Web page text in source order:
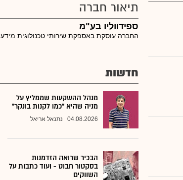
תיאור חברה
ספידווליו בע"מ
החברה עוסקת באספקת שירותי טכנולוגית מידע.
חדשות
מנהל ההשקעות שממליץ על
מניה שהיא "כמו לקנות בונקר"
04.08.2026 נתנאל אריאל
הבכיר שרואה הזדמנות
בסקטור חבוט - ועוד כתבות על
השווקים